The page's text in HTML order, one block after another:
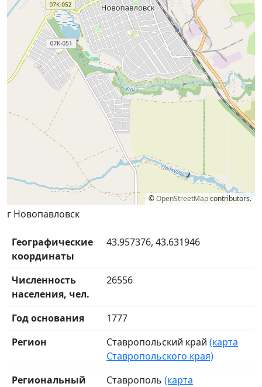
©OpenStreetMapcontributors.
г Новопавловск
Географические
координаты
43.957376, 43.631946
Численность
населения, чел.
26556
Год основания
1777
Регион
Ставропольский край (карта
Ставропольского края)
Региональный
Ставрополь (карта